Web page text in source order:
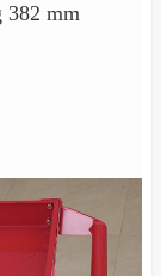
382 mm